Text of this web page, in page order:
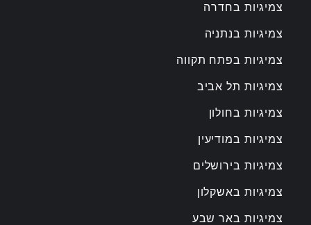
צמיגיות בחדרה
צמיגיות בנתניה
צמיגיות בפתח תקווה
צמיגיות תל אביב
צמיגיות בחולון
צמיגיות במודיעין
צמיגיות בירושלים
צמיגיות באשקלון
צמיגיות באר שבע